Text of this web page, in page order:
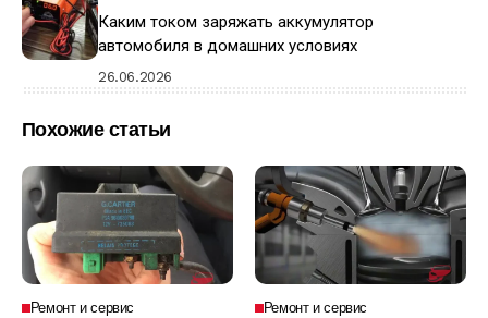
Каким током заряжать аккумулятор
автомобиля в домашних условиях
26.06.2026
Похожие статьи
Ремонт и сервис Ремонт и сервис